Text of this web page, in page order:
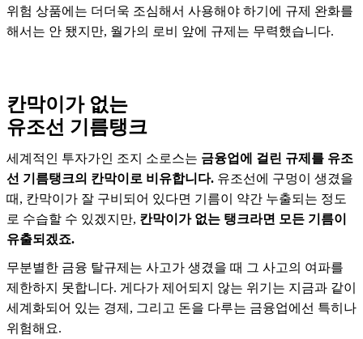
위험 상품에는 더더욱 조심해서 사용해야 하기에 규제 완화를
해서는 안 됐지만, 월가의 로비 앞에 규제는 무력했습니다.
칸막이가 없는
유조선 기름탱크
세계적인 투자가인 조지 소로스는 금융업에 걸린 규제를 유조
선 기름탱크의 칸막이로 비유합니다. 유조선에 구멍이 생겼을
때, 칸막이가 잘 구비되어 있다면 기름이 약간 누출되는 정도
로 수습할 수 있겠지만, 칸막이가 없는 탱크라면 모든 기름이
유출되겠죠.
무분별한 금융 탈규제는 사고가 생겼을 때 그 사고의 여파를
제한하지 못합니다. 게다가 제어되지 않는 위기는 지금과 같이
세계화되어 있는 경제, 그리고 돈을 다루는 금융업에선 특히나
위험해요.